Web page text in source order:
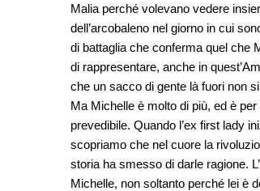
Malia perché volevano vedere
dell’arcobaleno nel giorno in cui
di battaglia che conferma quel che
di rappresentare, anche in
che un sacco di gente là fuori non
Ma Michelle è molto di più, ed è
prevedibile. Quando l’ex first lady
scopriamo che nel cuore la
storia ha smesso di darle ragione.
Michelle, non soltanto perché lei è